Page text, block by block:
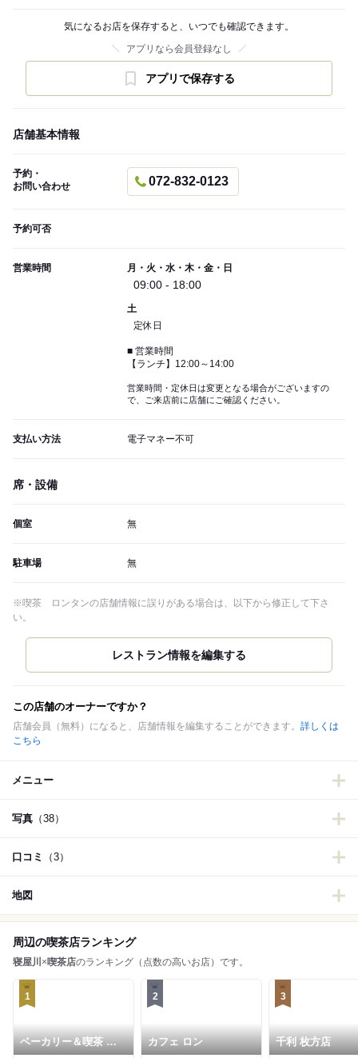
気になるお店を保存すると、いつでも確認できます。
アプリなら会員登録なし
アプリで保存する
店舗基本情報
予約・
お問い合わせ
072-832-0123
予約可否
営業時間 月・火・水・木・金・日
09:00 - 18:00
土
定休日
■ 営業時間
【ランチ】12:00～14:00
営業時間・定休日は変更となる場合がございますの
で、ご来店前に店舗にご確認ください。
支払い方法 電子マネー不可
席・設備
個室 無
駐車場 無
※喫茶 ロンタンの店舗情報に誤りがある場合は、以下から修正して下さ
い。
この店舗のオーナーですか？
店舗会員（無料）になると、店舗情報を編集することができます。 詳しくは
こちら
メニュー
写真 （38）
口コミ （3）
地図
周辺の喫茶店ランキング
寝屋川 ×喫茶店のランキング（点数の高いお店）です。
1
ベーカリー＆喫茶 ブ
ンブン
2
カフェ ロン
3
千利 枚方店